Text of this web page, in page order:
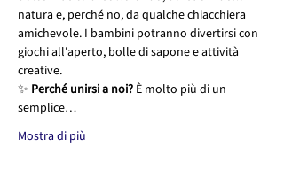
natura e, perché no, da qualche chiacchiera
amichevole. I bambini potranno divertirsi con
giochi all'aperto, bolle di sapone e attività
creative.
✨ Perché unirsi a noi? È molto più di un
semplice…
Mostra di più